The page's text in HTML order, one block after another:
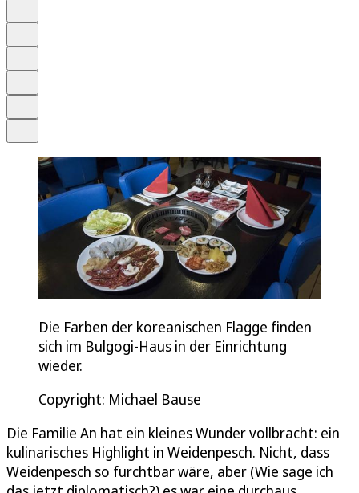
Die Farben der koreanischen Flagge finden
sich im Bulgogi-Haus in der Einrichtung
wieder.
Copyright: Michael Bause
Die Familie An hat ein kleines Wunder vollbracht: ein
kulinarisches Highlight in Weidenpesch. Nicht, dass
Weidenpesch so furchtbar wäre, aber (Wie sage ich